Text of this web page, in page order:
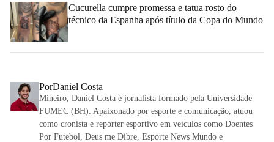
Cucurella cumpre promessa e tatua rosto do
técnico da Espanha após título da Copa do Mundo
PorDaniel Costa
Mineiro, Daniel Costa é jornalista formado pela Universidade
FUMEC (BH). Apaixonado por esporte e comunicação, atuou
como cronista e repórter esportivo em veículos como Doentes
Por Futebol, Deus me Dibre, Esporte News Mundo e